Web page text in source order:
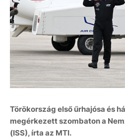
Törökország első űrhajósa és
megérkezett szombaton a
(ISS), írta az MTI.